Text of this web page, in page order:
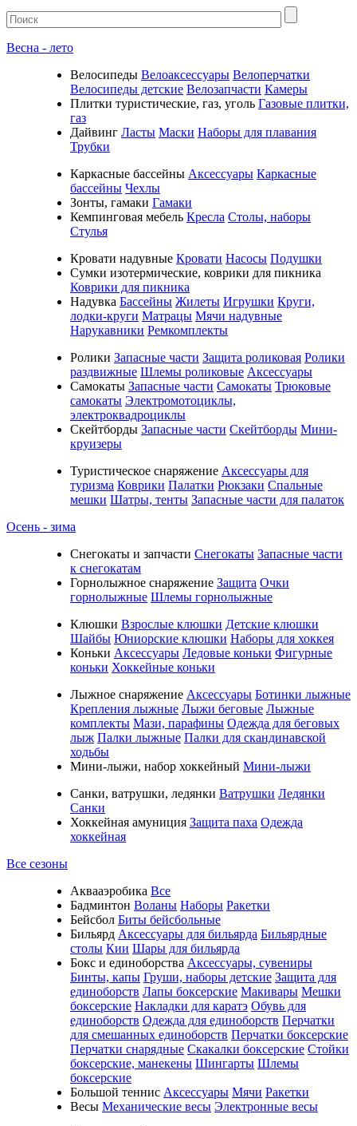
Весна - лето
Велосипеды Велоаксессуары Велоперчатки
Велосипеды детские Велозапчасти Камеры
Плитки туристические, газ, уголь Газовые плитки,
газ
Дайвинг Ласты Маски Наборы для плавания
Трубки
Каркасные бассейны Аксессуары Каркасные
бассейны Чехлы
Зонты, гамаки Гамаки
Кемпинговая мебель Кресла Столы, наборы
Стулья
Кровати надувные Кровати Насосы Подушки
Cумки изотермические, коврики для пикника
Коврики для пикника
Надувка Бассейны Жилеты Игрушки Круги,
лодки-круги Матрацы Мячи надувные
Нарукавники Ремкомплекты
Ролики Запасные части Защита роликовая Ролики
раздвижные Шлемы роликовые Аксессуары
Самокаты Запасные части Самокаты Трюковые
самокаты Электромотоциклы,
электроквадроциклы
Скейтборды Запасные части Скейтборды Мини-
круизеры
Туристическое снаряжение Аксессуары для
туризма Коврики Палатки Рюкзаки Спальные
мешки Шатры, тенты Запасные части для палаток
Осень - зима
Cнегокаты и запчасти Снегокаты Запасные части
к снегокатам
Горнолыжное снаряжение Защита Очки
горнолыжные Шлемы горнолыжные
Клюшки Взрослые клюшки Детские клюшки
Шайбы Юниорские клюшки Наборы для хоккея
Коньки Аксессуары Ледовые коньки Фигурные
коньки Хоккейные коньки
Лыжное снаряжение Аксессуары Ботинки лыжные
Крепления лыжные Лыжи беговые Лыжные
комплекты Мази, парафины Одежда для беговых
лыж Палки лыжные Палки для скандинавской
ходьбы
Мини-лыжи, набор хоккейный Мини-лыжи
Санки, ватрушки, ледянки Ватрушки Ледянки
Санки
Хоккейная амуниция Защита паха Одежда
хоккейная
Все сезоны
Аквааэробика Все
Бадминтон Воланы Наборы Ракетки
Бейсбол Биты бейсбольные
Бильярд Аксессуары для бильярда Бильярдные
столы Кии Шары для бильярда
Бокс и единоборства Аксессуары, сувениры
Бинты, капы Груши, наборы детские Защита для
единоборств Лапы боксерские Макивары Мешки
боксерские Накладки для каратэ Обувь для
единоборств Одежда для единоборств Перчатки
для смешанных единоборств Перчатки боксерские
Перчатки снарядные Скакалки боксерские Стойки
боксерские, манекены Шингарты Шлемы
боксерские
Большой теннис Аксессуары Мячи Ракетки
Весы Механические весы Электронные весы